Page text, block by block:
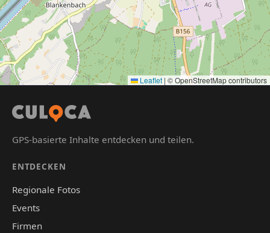
Leaflet | © OpenStreetMap contributors
GPS-basierte Inhalte entdecken und teilen.
ENTDECKEN
Regionale Fotos
Events
Firmen